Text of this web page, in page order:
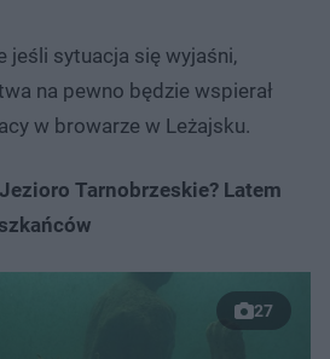
jeśli sytuacja się wyjaśni,
na pewno będzie wspierał
w browarze w Leżajsku.
Tarnobrzeskie? Latem
27